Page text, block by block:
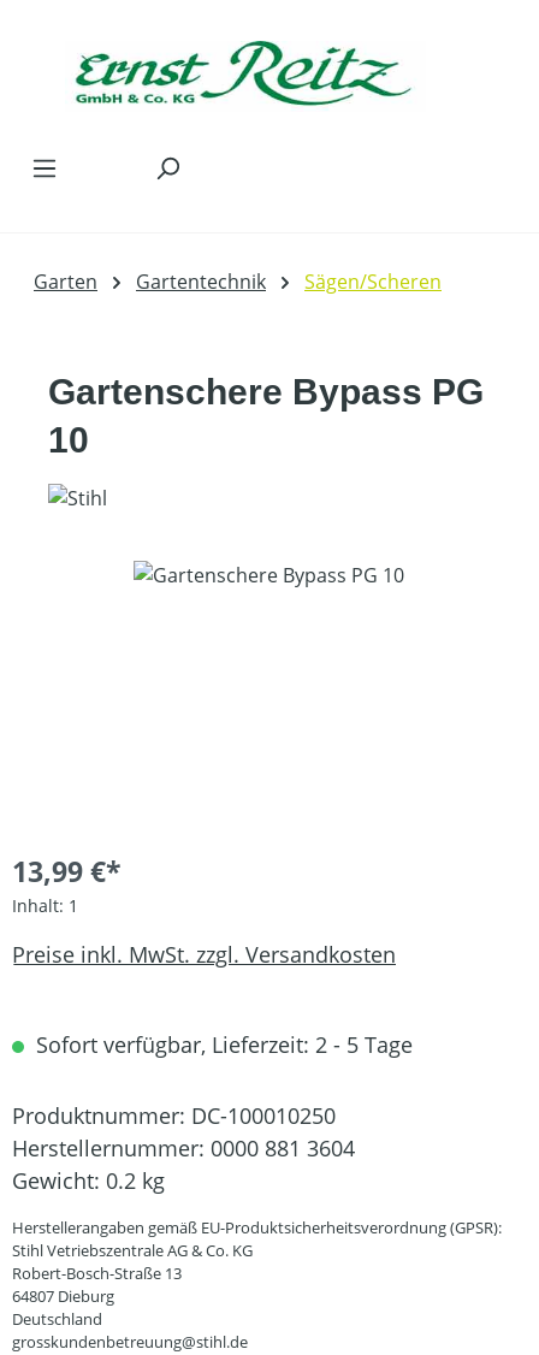
Garten Gartentechnik Sägen/Scheren
Gartenschere Bypass PG
10
Bildergalerie überspringen
13,99 €*
Inhalt: 1
Preise inkl. MwSt. zzgl. Versandkosten
Sofort verfügbar, Lieferzeit: 2 - 5 Tage
Produktnummer: DC-100010250
Herstellernummer: 0000 881 3604
Gewicht: 0.2 kg
Herstellerangaben gemäß EU-Produktsicherheitsverordnung (GPSR):
Stihl Vetriebszentrale AG & Co. KG
Robert-Bosch-Straße 13
64807 Dieburg
Deutschland
grosskundenbetreuung@stihl.de